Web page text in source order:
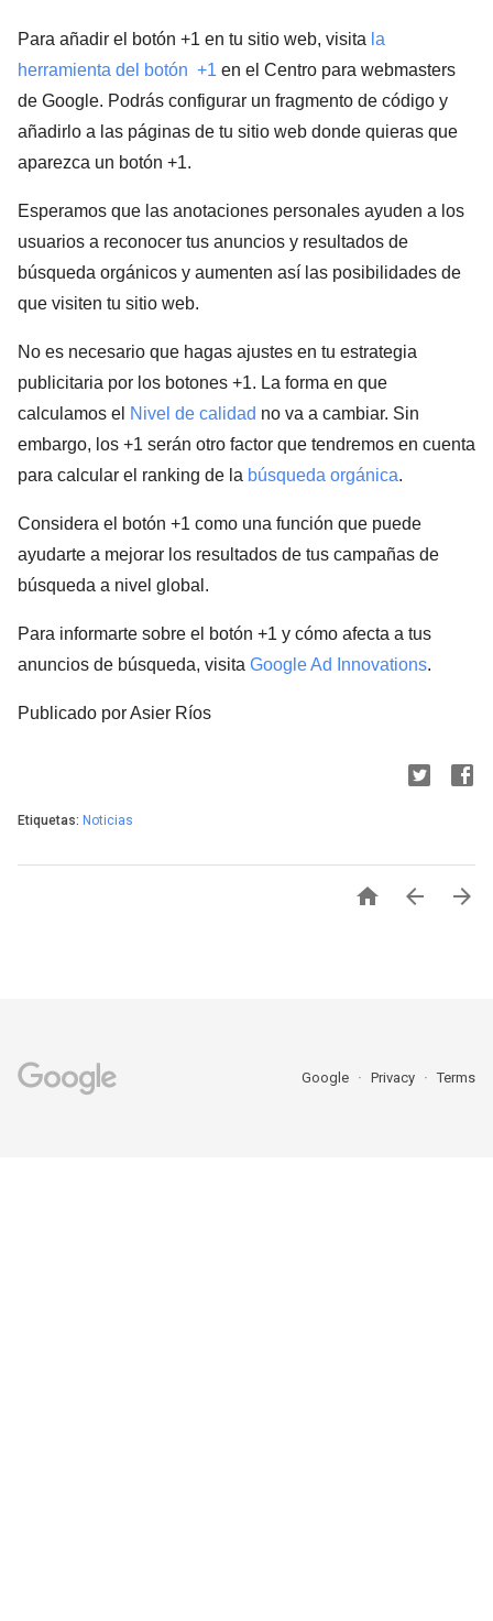
Para añadir el botón +1 en tu sitio web, visita la
herramienta del botón +1 en el Centro para webmasters
de Google. Podrás configurar un fragmento de código y
añadirlo a las páginas de tu sitio web donde quieras que
aparezca un botón +1.
Esperamos que las anotaciones personales ayuden a los
usuarios a reconocer tus anuncios y resultados de
búsqueda orgánicos y aumenten así las posibilidades de
que visiten tu sitio web.
No es necesario que hagas ajustes en tu estrategia
publicitaria por los botones +1. La forma en que
calculamos el Nivel de calidad no va a cambiar. Sin
embargo, los +1 serán otro factor que tendremos en cuenta
para calcular el ranking de la búsqueda orgánica.
Considera el botón +1 como una función que puede
ayudarte a mejorar los resultados de tus campañas de
búsqueda a nivel global.
Para informarte sobre el botón +1 y cómo afecta a tus
anuncios de búsqueda, visita Google Ad Innovations.
Publicado por Asier Ríos
Etiquetas: Noticias
  
Google Privacy Terms